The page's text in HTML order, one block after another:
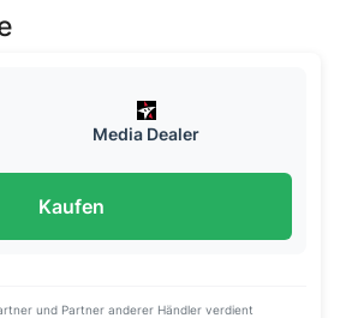
Media Dealer
Kaufen
und Partner anderer Händler verdient